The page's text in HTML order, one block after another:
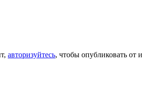
авторизуйтесь, чтобы опубликовать от